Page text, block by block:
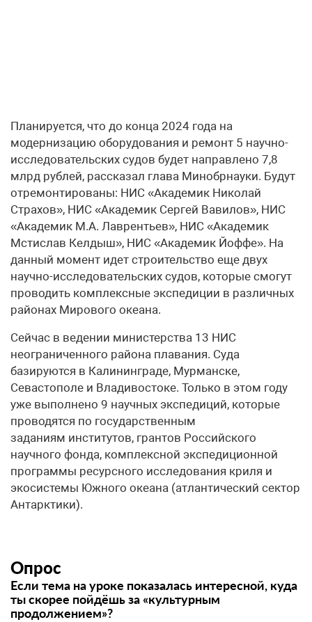
Планируется, что до конца 2024 года на
модернизацию оборудования и ремонт 5 научно-
исследовательских судов будет направлено 7,8
млрд рублей, рассказал глава Минобрнауки. Будут
отремонтированы: НИС «Академик Николай
Страхов», НИС «Академик Сергей Вавилов», НИС
«Академик М.А. Лаврентьев», НИС «Академик
Мстислав Келдыш», НИС «Академик Йоффе». На
данный момент идет строительство еще двух
научно-исследовательских судов, которые смогут
проводить комплексные экспедиции в различных
районах Мирового океана.
Сейчас в ведении министерства 13 НИС
неограниченного района плавания. Суда
базируются в Калининграде, Мурманске,
Севастополе и Владивостоке. Только в этом году
уже выполнено 9 научных экспедиций, которые
проводятся по государственным
заданиям институтов, грантов Российского
научного фонда, комплексной экспедиционной
программы ресурсного исследования криля и
экосистемы Южного океана (атлантический сектор
Антарктики).
Опрос
Если тема на уроке показалась интересной, куда
ты скорее пойдёшь за «культурным
продолжением»?